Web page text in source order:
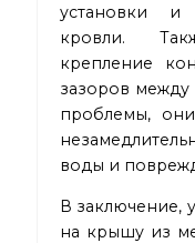
установки и
кровли.
крепление
зазоров
проблемы,
воды и
В заключение,
на крышу из